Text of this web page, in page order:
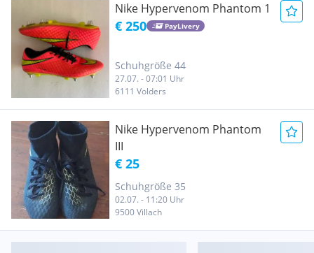
Nike Hypervenom Phantom 1
€ 250 PayLivery
Schuhgröße 44
27.07. - 07:01 Uhr
6111 Volders
Nike Hypervenom Phantom
III
€ 25
Schuhgröße 35
02.07. - 11:20 Uhr
9500 Villach